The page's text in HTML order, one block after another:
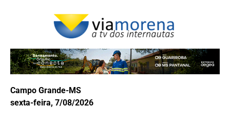
Campo Grande-MS
sexta-feira, 7/08/2026